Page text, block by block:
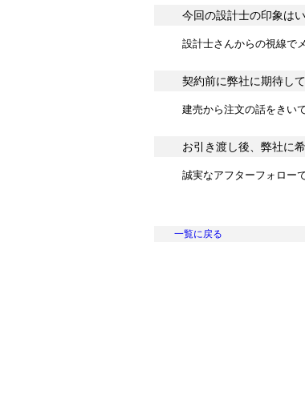
今回の設計士の印象は
設計士さんからの視線で
契約前に弊社に期待し
建売から注文の話をきい
お引き渡し後、弊社に
誠実なアフターフォローで
一覧に戻る